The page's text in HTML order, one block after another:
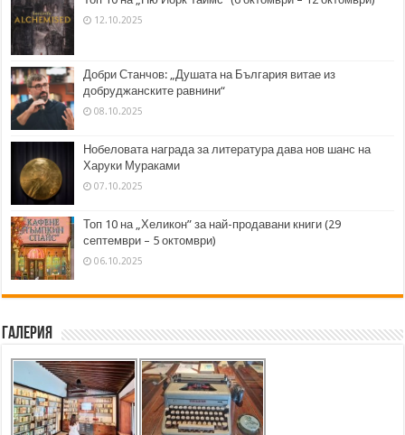
12.10.2025
Добри Станчов: „Душата на България витае из
добруджанските равнини“
08.10.2025
Нобеловата награда за литература дава нов шанс на
Харуки Мураками
07.10.2025
Топ 10 на „Хеликон” за най-продавани книги (29
септември – 5 октомври)
06.10.2025
Галерия